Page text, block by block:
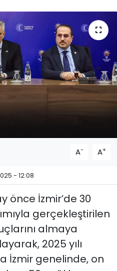
A- A+
- 12:08
önce İzmir’de 30
gerçekleştirilen
almaya
2025 yılı
İzmir genelinde, on